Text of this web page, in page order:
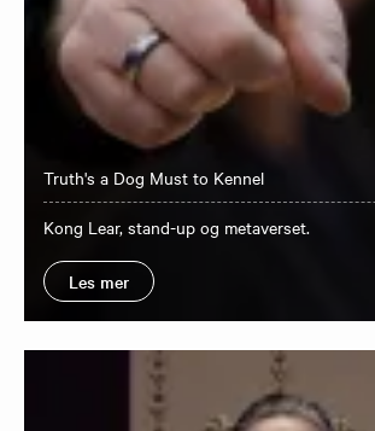
Truth's a Dog Must to Kennel
Kong Lear, stand-up og metaverset.
Les mer